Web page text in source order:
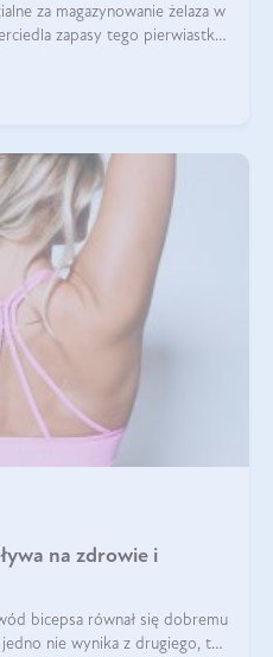
za magazynowanie żelaza w
zapasy tego pierwiastka.
na zdrowie i
bicepsa równał się dobremu
nie wynika z drugiego, to